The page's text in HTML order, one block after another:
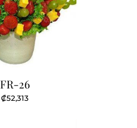
FR-26
₡52,313